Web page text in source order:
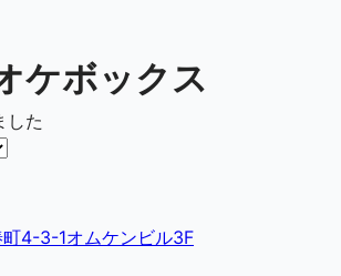
ケボックス
した
4-3-1オムケンビル3F